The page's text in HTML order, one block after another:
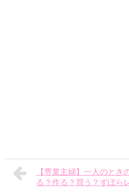
【専業主婦】一人のとき
る？作る？買う？ずぼら